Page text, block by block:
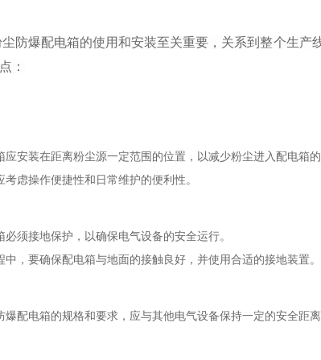
防爆配电箱的使用和安装至关重要，关系到整个生
：
应安装在距离粉尘源一定范围的位置，以减少粉尘进入配电箱
考虑操作便捷性和日常维护的便利性。
必须接地保护，以确保电气设备的安全运行。
中，要确保配电箱与地面的接触良好，并使用合适的接地装置。
爆配电箱的规格和要求，应与其他电气设备保持一定的安全距